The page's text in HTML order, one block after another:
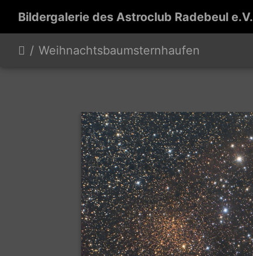
Bildergalerie des Astroclub Radebeul e.V.
Weihnachtsbaumsternhaufen